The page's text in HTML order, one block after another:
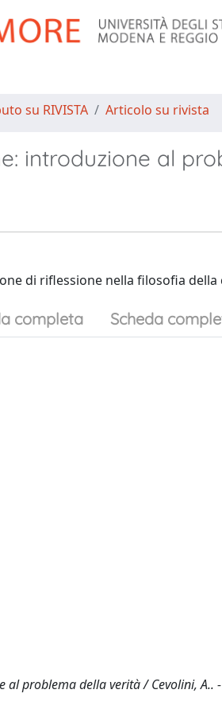
su RIVISTA Articolo su rivista
introduzione al
di riflessione nella filosofia
completa Scheda
problema della verità / Cevolini, A.. -